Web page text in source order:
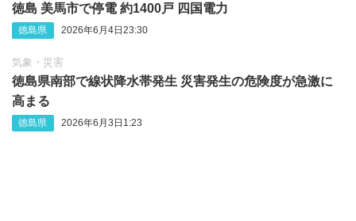
徳島 美馬市で停電 約1400戸 四国電力
徳島県 2026年6月4日23:30
気象・災害
徳島県南部で線状降水帯発生 災害発生の危険度が急激に
高まる
徳島県 2026年6月3日1:23